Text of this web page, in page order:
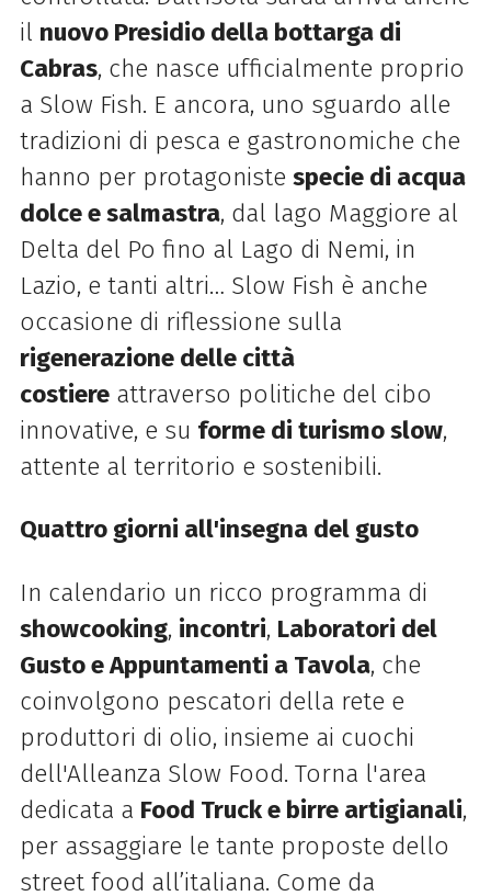
il nuovo Presidio della bottarga di
Cabras, che nasce ufficialmente proprio
a Slow Fish. E ancora, uno sguardo alle
tradizioni di pesca e gastronomiche che
hanno per protagoniste specie di acqua
dolce e salmastra, dal lago Maggiore al
Delta del Po fino al Lago di Nemi, in
Lazio, e tanti altri… Slow Fish è anche
occasione di riflessione sulla
rigenerazione delle città
costiereattraverso politiche del cibo
innovative, e su forme di turismoslow,
attente al territorio e sostenibili.
Quattro giorni all'insegna del gusto
In calendario un ricco programma di
showcooking, incontri, Laboratori del
Gusto e Appuntamenti a Tavola, che
coinvolgono pescatori della rete e
produttori di olio, insieme ai cuochi
dell'Alleanza Slow Food. Torna l'area
dedicata a Food Truck e birre artigianali,
per assaggiare le tante proposte dello
street food all’italiana. Come da